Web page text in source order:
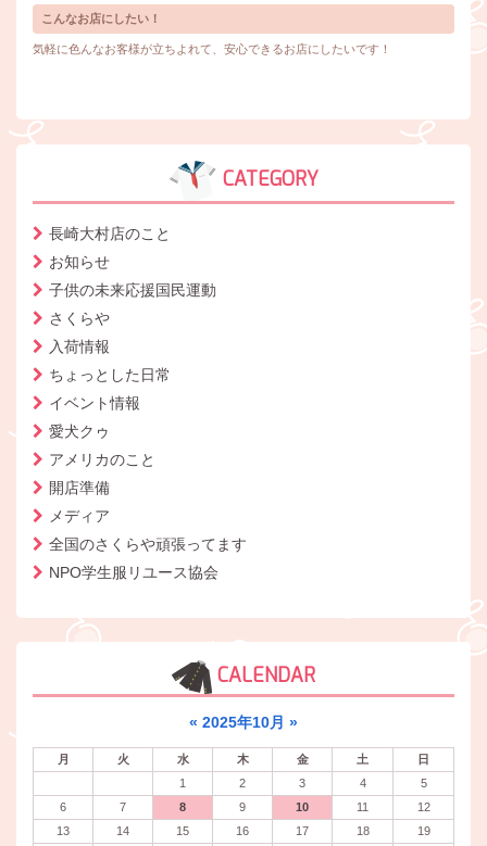
こんなお店にしたい！
気軽に色んなお客様が立ちよれて、安心できるお店にしたいです！
CATEGORY
長崎大村店のこと
お知らせ
子供の未来応援国民運動
さくらや
入荷情報
ちょっとした日常
イベント情報
愛犬クゥ
アメリカのこと
開店準備
メディア
全国のさくらや頑張ってます
NPO学生服リユース協会
CALENDAR
« 2025年10月 »
月 火 水 木 金 土
日
1
2 3 4
5
6
7 8 9 10 11
12
13
14 15 16 17 18
19